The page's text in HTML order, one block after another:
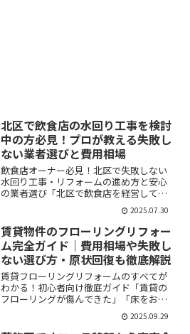
北区で飲食店の水回り工事を検討
中の方必見！プロが教える失敗し
ない業者選びと費用相場
飲食店オーナー必見！北区で失敗しない
水回り工事・リフォームの進め方と安心
の業者選び「北区で飲食店を経営してい
て、水回りの工事や修理、キッチンリフ
ォームを考えているけれど、どこに頼め
ばいいの？費用はどれくらいかかる
の？」そんな疑問や不安をお持...
2025.07.30
賃貸物件のフローリングリフォー
ム完全ガイド｜費用相場や失敗し
ない選び方・原状回復も徹底解説
賃貸フローリングリフォームのすべてが
わかる！初心者向け徹底ガイド「賃貸の
フローリングが傷んできた」「床をおし
ゃれに変えて気分を一新したいけど、退
去時が心配」「できれば自分で簡単にリ
2025.09.29